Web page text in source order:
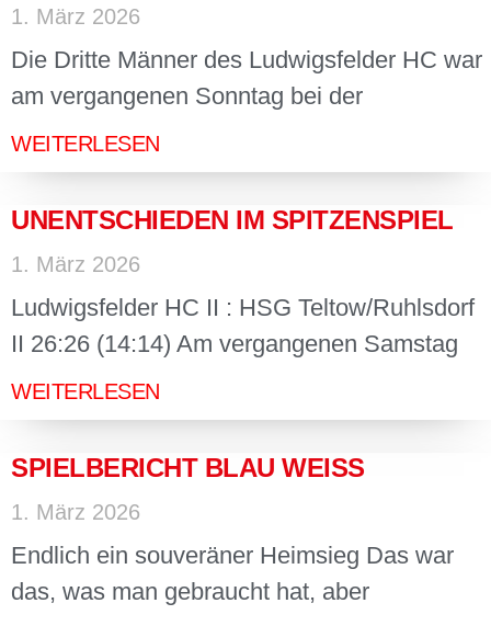
1. März 2026
Die Dritte Männer des Ludwigsfelder HC war
am vergangenen Sonntag bei der
WEITERLESEN
UNENTSCHIEDEN IM SPITZENSPIEL
1. März 2026
Ludwigsfelder HC II : HSG Teltow/Ruhlsdorf
II 26:26 (14:14) Am vergangenen Samstag
WEITERLESEN
SPIELBERICHT BLAU WEISS
1. März 2026
Endlich ein souveräner Heimsieg Das war
das, was man gebraucht hat, aber